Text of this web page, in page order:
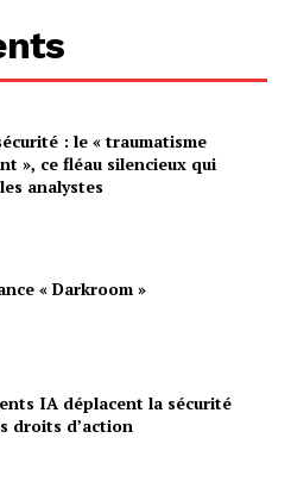
: le « traumatisme
», ce fléau silencieux qui
analystes
« Darkroom »
IA déplacent la sécurité
droits d’action